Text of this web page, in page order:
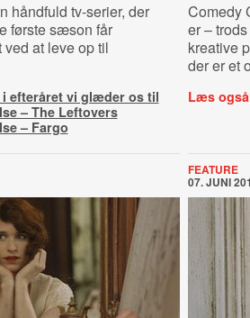
håndfuld tv-serier, der
første sæson får
at leve op til
i efteråret vi glæder os til
– The Leftovers
– Fargo
Comedy
er –
kreative
der er et
Læs
FEATURE
07. JUNI